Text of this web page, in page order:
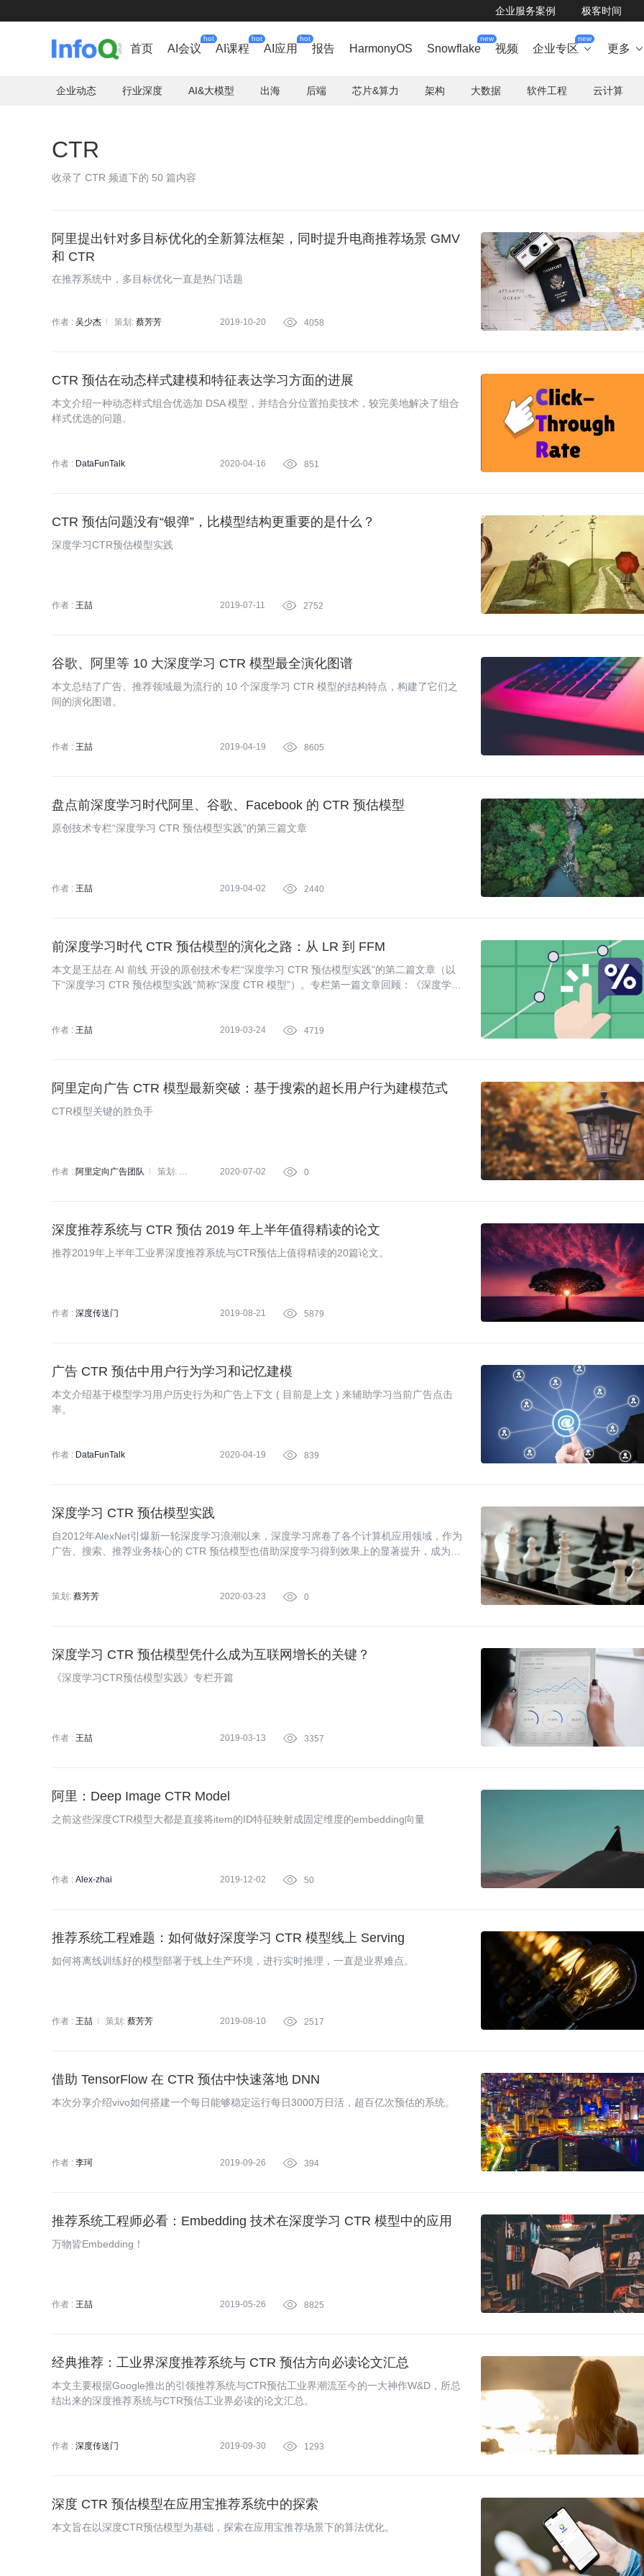
企业服务案例 极客时间
首页 AI会议
hot
AI课程
hot
AI应用
hot
报告 HarmonyOS Snowflake
new
视频 企业专区
new
 更多 
企业动态 行业深度 AI&大模型 出海 后端 芯片&算力 架构 大数据 软件工程 云计算
CTR
收录了 CTR 频道下的 50 篇内容
阿里提出针对多目标优化的全新算法框架，同时提升电商推荐场景 GMV
和 CTR
在推荐系统中，多目标优化一直是热门话题
作者 : 吴少杰 策划: 蔡芳芳 2019-10-20  4058
CTR 预估在动态样式建模和特征表达学习方面的进展
本文介绍一种动态样式组合优选加 DSA 模型，并结合分位置拍卖技术，较完美地解决了组合
样式优选的问题。
作者 : DataFunTalk 2020-04-16  851
CTR 预估问题没有“银弹”，比模型结构更重要的是什么？
深度学习CTR预估模型实践
作者 : 王喆 2019-07-11  2752
谷歌、阿里等 10 大深度学习 CTR 模型最全演化图谱
本文总结了广告、推荐领域最为流行的 10 个深度学习 CTR 模型的结构特点，构建了它们之
间的演化图谱。
作者 : 王喆 2019-04-19  8605
盘点前深度学习时代阿里、谷歌、Facebook 的 CTR 预估模型
原创技术专栏“深度学习 CTR 预估模型实践”的第三篇文章
作者 : 王喆 2019-04-02  2440
前深度学习时代 CTR 预估模型的演化之路：从 LR 到 FFM
本文是王喆在 AI 前线 开设的原创技术专栏“深度学习 CTR 预估模型实践”的第二篇文章（以
下“深度学习 CTR 预估模型实践”简称“深度 CTR 模型”）。专栏第一篇文章回顾：《深度学习
程问题》。
作者 : 王喆 2019-03-24  4719
阿里定向广告 CTR 模型最新突破：基于搜索的超长用户行为建模范式
CTR模型关键的胜负手
作者 : 阿里定向广告团队
策划:
2020-07-02  0
深度推荐系统与 CTR 预估 2019 年上半年值得精读的论文
推荐2019年上半年工业界深度推荐系统与CTR预估上值得精读的20篇论文。
作者 : 深度传送门 2019-08-21  5879
广告 CTR 预估中用户行为学习和记忆建模
本文介绍基于模型学习用户历史行为和广告上下文 ( 目前是上文 ) 来辅助学习当前广告点击
率。
作者 : DataFunTalk 2020-04-19  839
深度学习 CTR 预估模型实践
自2012年AlexNet引爆新一轮深度学习浪潮以来，深度学习席卷了各个计算机应用领域，作为
广告、搜索、推荐业务核心的 CTR 预估模型也借助深度学习得到效果上的显著提升，成为几
架，并打牢深度学习模型的理论基础，同时从应用中学到更多实践中应该注意的技术细节。
策划: 蔡芳芳 2020-03-23  0
深度学习 CTR 预估模型凭什么成为互联网增长的关键？
《深度学习CTR预估模型实践》专栏开篇
作者 : 王喆 2019-03-13  3357
阿里：Deep Image CTR Model
之前这些深度CTR模型大都是直接将item的ID特征映射成固定维度的embedding向量
作者 : Alex-zhai 2019-12-02  50
推荐系统工程难题：如何做好深度学习 CTR 模型线上 Serving
如何将离线训练好的模型部署于线上生产环境，进行实时推理，一直是业界难点。
作者 : 王喆 策划: 蔡芳芳 2019-08-10  2517
借助 TensorFlow 在 CTR 预估中快速落地 DNN
本次分享介绍vivo如何搭建一个每日能够稳定运行每日3000万日活，超百亿次预估的系统。
作者 : 李珂 2019-09-26  394
推荐系统工程师必看：Embedding 技术在深度学习 CTR 模型中的应用
万物皆Embedding！
作者 : 王喆 2019-05-26  8825
经典推荐：工业界深度推荐系统与 CTR 预估方向必读论文汇总
本文主要根据Google推出的引领推荐系统与CTR预估工业界潮流至今的一大神作W&D，所总
结出来的深度推荐系统与CTR预估工业界必读的论文汇总。
作者 : 深度传送门 2019-09-30  1293
深度 CTR 预估模型在应用宝推荐系统中的探索
本文旨在以深度CTR预估模型为基础，探索在应用宝推荐场景下的算法优化。